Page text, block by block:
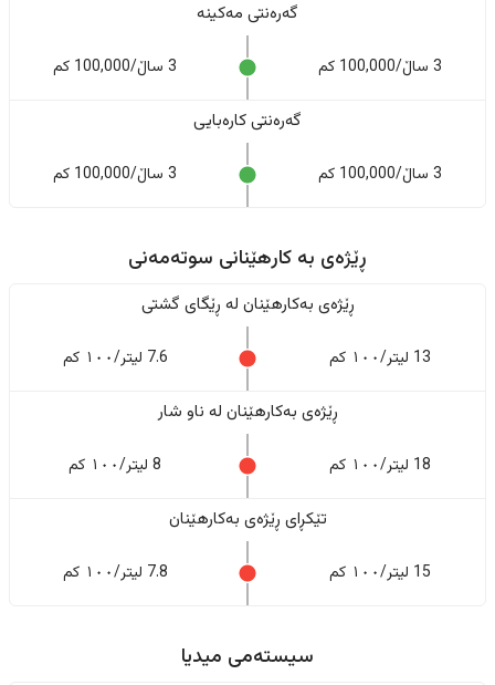
گەرەنتی مەکینە
3 ساڵ/100,000 کم 3 ساڵ/100,000 کم
گەرەنتی کارەبایی
3 ساڵ/100,000 کم 3 ساڵ/100,000 کم
ڕێژەى به کارهێنانی سوتەمەنی
ڕێژەى بەکارهێنان له ڕێگای گشتی
13 لیتر/١٠٠ کم 7.6 لیتر/١٠٠ کم
ڕێژەى بەکارهێنان له ناو شار
18 لیتر/١٠٠ کم 8 لیتر/١٠٠ کم
تێکڕای ڕێژەى بەکارهێنان
15 لیتر/١٠٠ کم 7.8 لیتر/١٠٠ کم
سیستەمی میدیا